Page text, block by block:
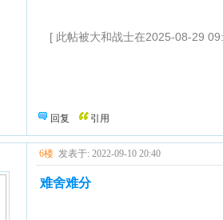
[ 此帖被大和战士在2025-08-29
回复 引用
6楼 发表于: 2022-09-10 20:40
难舍难分